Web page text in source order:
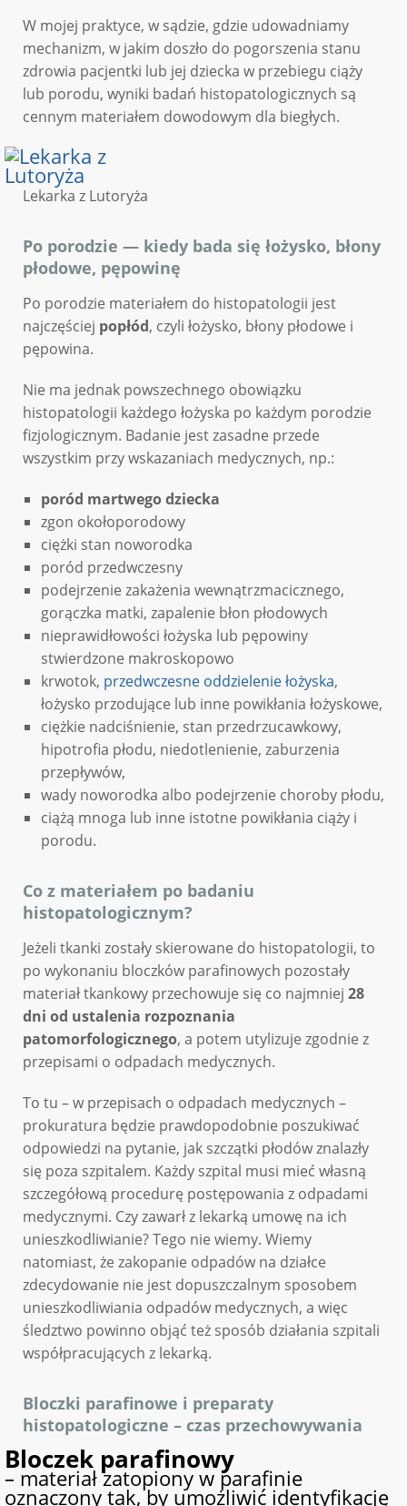
W mojej praktyce, w sądzie, gdzie udowadniamy
mechanizm, w jakim doszło do pogorszenia stanu
zdrowia pacjentki lub jej dziecka w przebiegu ciąży
lub porodu, wyniki badań histopatologicznych są
cennym materiałem dowodowym dla biegłych.
Lekarka z Lutoryża
Po porodzie — kiedy bada się łożysko, błony
płodowe, pępowinę
Po porodzie materiałem do histopatologii jest
najczęściej popłód, czyli łożysko, błony płodowe i
pępowina.
Nie ma jednak powszechnego obowiązku
histopatologii każdego łożyska po każdym porodzie
fizjologicznym. Badanie jest zasadne przede
wszystkim przy wskazaniach medycznych, np.:
poród martwego dziecka
zgon okołoporodowy
ciężki stan noworodka
poród przedwczesny
podejrzenie zakażenia wewnątrzmacicznego,
gorączka matki, zapalenie błon płodowych
nieprawidłowości łożyska lub pępowiny
stwierdzone makroskopowo
krwotok, przedwczesne oddzielenie łożyska,
łożysko przodujące lub inne powikłania łożyskowe,
ciężkie nadciśnienie, stan przedrzucawkowy,
hipotrofia płodu, niedotlenienie, zaburzenia
przepływów,
wady noworodka albo podejrzenie choroby płodu,
ciążą mnoga lub inne istotne powikłania ciąży i
porodu.
Co z materiałem po badaniu
histopatologicznym?
Jeżeli tkanki zostały skierowane do histopatologii, to
po wykonaniu bloczków parafinowych pozostały
materiał tkankowy przechowuje się co najmniej 28
dni od ustalenia rozpoznania
patomorfologicznego, a potem utylizuje zgodnie z
przepisami o odpadach medycznych.
To tu – w przepisach o odpadach medycznych –
prokuratura będzie prawdopodobnie poszukiwać
odpowiedzi na pytanie, jak szczątki płodów znalazły
się poza szpitalem. Każdy szpital musi mieć własną
szczegółową procedurę postępowania z odpadami
medycznymi. Czy zawarł z lekarką umowę na ich
unieszkodliwianie? Tego nie wiemy. Wiemy
natomiast, że zakopanie odpadów na działce
zdecydowanie nie jest dopuszczalnym sposobem
unieszkodliwiania odpadów medycznych, a więc
śledztwo powinno objąć też sposób działania szpitali
współpracujących z lekarką.
Bloczki parafinowe i preparaty
histopatologiczne – czas przechowywania
Bloczek parafinowy
– materiał zatopiony w parafinie
oznaczony tak, by umożliwić identyfikację